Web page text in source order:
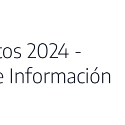
2024 -
Información